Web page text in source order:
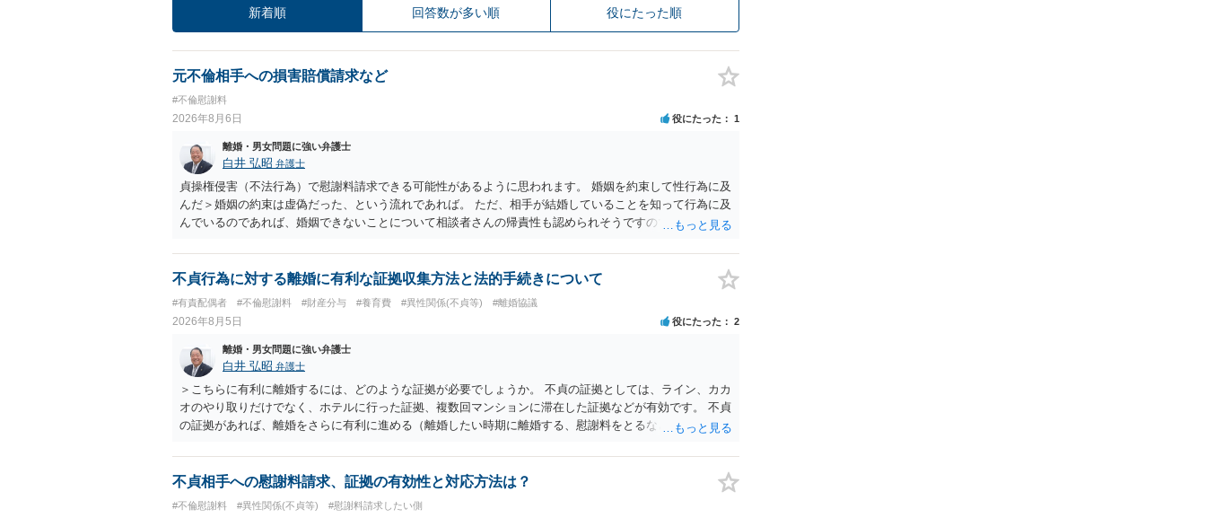
新着順 回答数が多い順 役にたった順
元不倫相手への損害賠償請求など
#不倫慰謝料
2026年8月6日 役にたった 1
離婚・男女問題に強い弁護士
白井 弘昭 弁護士
貞操権侵害（不法行為）で慰謝料請求できる可能性があるように思われます。 婚姻を約束して性行為に及
んだ＞婚姻の約束は虚偽だった、という流れであれば。 ただ、相手が結婚していることを知って行為に及
んでいるのであれば、婚姻できないことについて相談者さんの帰責性も認められそうですので、あまり慰
不貞行為に対する離婚に有利な証拠収集方法と法的手続きについて
#有責配偶者 #不倫慰謝料 #財産分与 #養育費 #異性関係(不貞等) #離婚協議
2026年8月5日 役にたった 2
離婚・男女問題に強い弁護士
白井 弘昭 弁護士
＞こちらに有利に離婚するには、どのような証拠が必要でしょうか。 不貞の証拠としては、ライン、カカ
オのやり取りだけでなく、ホテルに行った証拠、複数回マンションに滞在した証拠などが有効です。 不貞
の証拠があれば、離婚をさらに有利に進める（離婚したい時期に離婚する、慰謝料をとるなど）ことがで
がありますので、ご注意ください。 以上、ご参考まで。
不貞相手への慰謝料請求、証拠の有効性と対応方法は？
#不倫慰謝料 #異性関係(不貞等) #慰謝料請求したい側